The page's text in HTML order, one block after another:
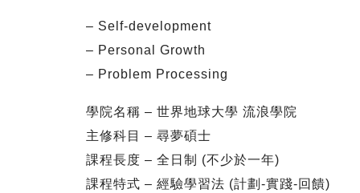
– Self-development
– Personal Growth
– Problem Processing
學院名稱 – 世界地球大學 流浪學院
主修科目 – 尋夢碩士
課程長度 – 全日制 (不少於一年)
課程特式 – 經驗學習法 (計劃-實踐-回饋)